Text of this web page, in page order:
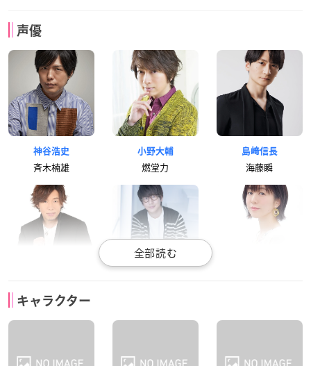
声優
神谷浩史
斉木楠雄
小野大輔
燃堂力
島﨑信長
海藤瞬
灰呂杵志
キャラクター